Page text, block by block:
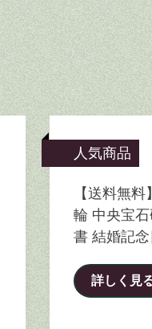
人気商品
【送料無
輪 中央宝
書 結婚記
詳しく見